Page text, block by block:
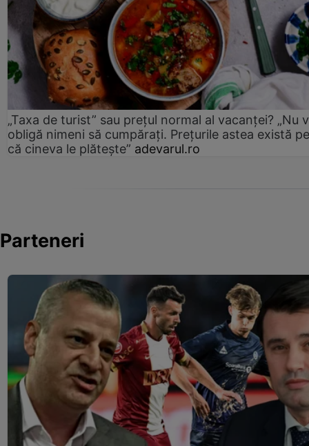
„Taxa de turist” sau prețul normal al vacanței? „Nu
obligă nimeni să cumpărați. Prețurile astea există
că cineva le plătește” adevarul.ro
Parteneri